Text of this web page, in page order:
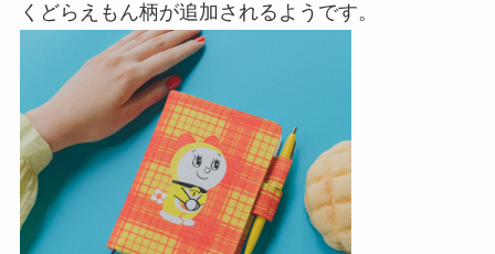
くどらえもん柄が追加されるようです。